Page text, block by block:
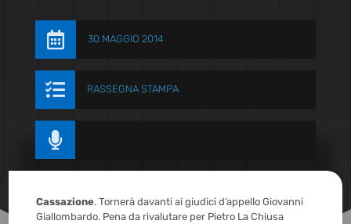
 30 MAGGIO 2014
 RASSEGNA STAMPA

Cassazione. Tornerà davanti ai giudici d’appello Giovanni
Giallombardo. Pena da rivalutare per Pietro La Chiusa